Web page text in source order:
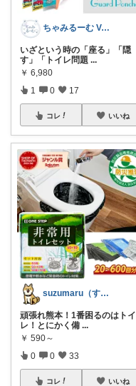
ちゃみるーむ Void white
いざという時の「座る」「隠
す」「トイレ問題 ...
￥ 6,980
1 0 17
コレ いいね
suzumaru（すずまる）
頑張れ熊本！1番困るのはトイ
レ！とにかく備 ...
￥ 590～
0 0 33
コレ いいね